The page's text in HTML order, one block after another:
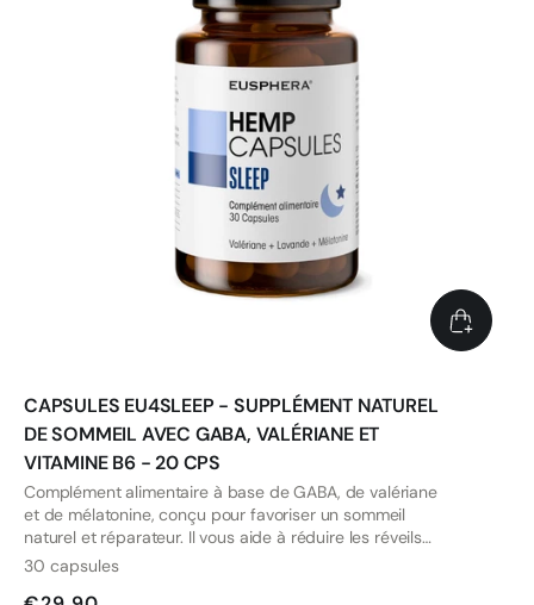
CAPSULES EU4SLEEP - SUPPLÉMENT NATUREL
DE SOMMEIL AVEC GABA, VALÉRIANE ET
VITAMINE B6 - 20 CPS
Complément alimentaire à base de GABA, de valériane
et de mélatonine, conçu pour favoriser un sommeil
naturel et réparateur. Il vous aide à réduire les réveils
nocturnes et à améliorer la qualité de vos
enregistrements.
30 capsules